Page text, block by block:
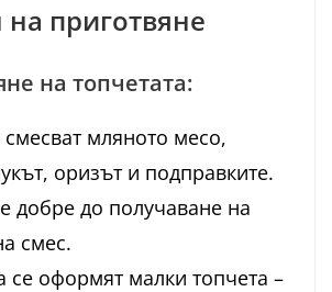
приготвяне
на топчетата:
смесват мляното месо,
оризът и подправките.
добре до получаване на
смес.
се оформят малки топчета –